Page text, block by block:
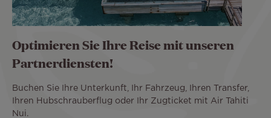
Optimieren Sie Ihre Reise mit unseren
Partnerdiensten!
Buchen Sie Ihre Unterkunft, Ihr Fahrzeug, Ihren Transfer,
Ihren Hubschrauberflug oder Ihr Zugticket mit Air Tahiti
Nui.